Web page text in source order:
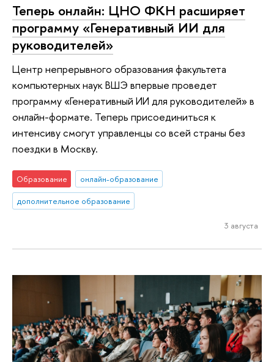
Теперь онлайн: ЦНО ФКН расширяет
программу «Генеративный ИИ для
руководителей»
Центр непрерывного образования факультета
компьютерных наук ВШЭ впервые проведет
программу «Генеративный ИИ для руководителей» в
онлайн-формате. Теперь присоединиться к
интенсиву смогут управленцы со всей страны без
поездки в Москву.
Образование
онлайн-образование
дополнительное образование
3 августа